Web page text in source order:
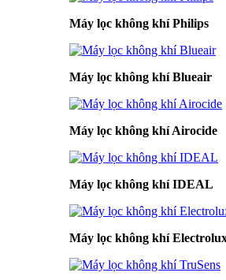
Máy lọc không khí Philips
Máy lọc không khí Blueair
Máy lọc không khí Airocide
Máy lọc không khí IDEAL
Máy lọc không khí